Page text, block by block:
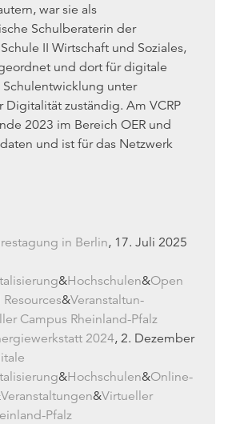
war sie als
Schulberaterin der
II Wirtschaft und Soziales,
und dort für digitale
unter
zuständig. Am VCRP
2023 im Bereich OER und
und ist für das Netzwerk
in Berlin, 17. Juli 2025
&Hochschulen&Open
&Ver­an­stal­tun­
Campus Rheinland-Pfalz
2024, 2. Dezember
&Hochschulen&Online-
Ver­an­stal­tun­gen&Virtueller
Pfalz